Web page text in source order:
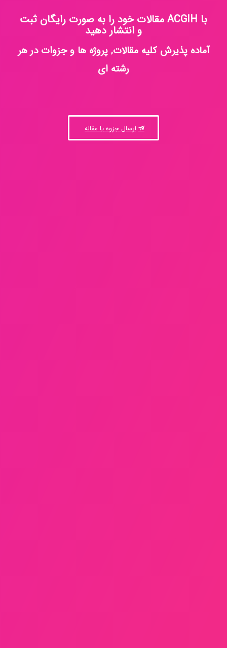
با ACGIH مقالات خود را به صورت رایگان ثبت
و انتشار دهید
آماده پذیرش کلیه مقالات, پروژه ها و جزوات در هر
رشته ای
ارسال جزوه یا مقاله